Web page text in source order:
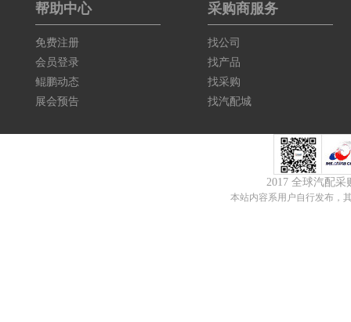
帮助中心
免费注册
会员登录
鲲鹏动态
展会预告
采购商服务
找公司
找产品
找采购
找汽配城
2017 全球汽配
本站内容系用户自行发布，